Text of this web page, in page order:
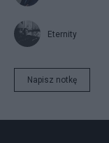
Eternity
Napisz notkę